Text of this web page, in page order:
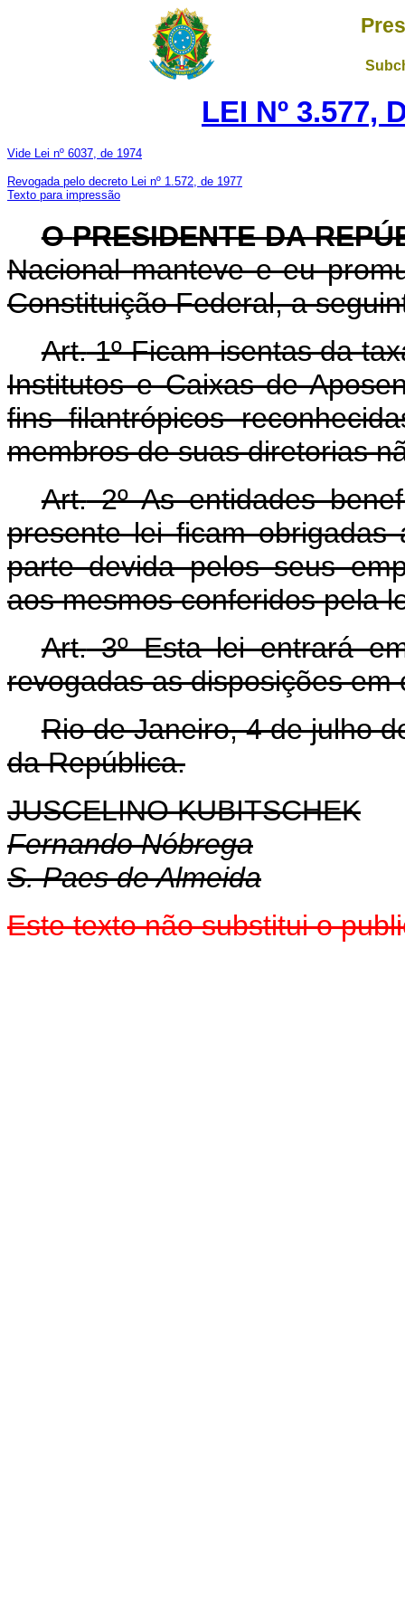
LEI Nº 3.577,
Vide Lei nº 6037, de 1974
Revogada pelo decreto Lei nº 1.572, de 1977
Texto para impressão
OPRESIDENTE DA
Nacional manteve e eu
Constituição Federal, a
Art.1º Ficam isentas da
Institutos e Caixas de
fins filantrópicos
membros de suas diretorias
Art.2º As entidades
presente lei ficam
parte devida pelos seus
aos mesmos conferidos pela
Art.3º Esta lei entrará
revogadas as disposições em
Rio de Janeiro, 4 de julho
da República.
JUSCELINO KUBITSCHEK
Fernando Nóbrega
S. Paes de Almeida
Este texto não substitui o